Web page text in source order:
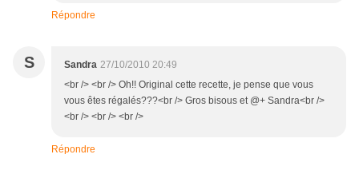
Répondre
S Sandra 27/10/2010 20:49
<br /> <br /> Oh!! Original cette recette, je pense que vous
vous êtes régalés???<br /> Gros bisous et @+ Sandra<br />
<br /> <br /> <br />
Répondre